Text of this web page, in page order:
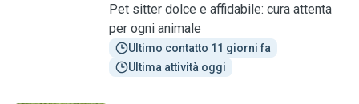
Pet sitter dolce e affidabile: cura attenta
per ogni animale
Ultimo contatto 11 giorni fa
Ultima attività oggi